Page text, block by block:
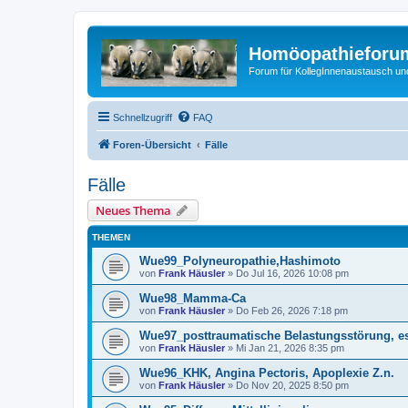
Forum für KollegInnenaustausch
Schnellzugriff FAQ
Foren-Übersicht Fälle
Fälle
Neues Thema
THEMEN
Wue99_Polyneuropathie,Hashimoto
von Frank Häusler » Do Jul 16, 2026 10:08 pm
Wue98_Mamma-Ca
von Frank Häusler » Do Feb 26, 2026 7:18 pm
Wue97_posttraumatische Belastungsstörung,
von Frank Häusler » Mi Jan 21, 2026 8:35 pm
Wue96_KHK, Angina Pectoris, Apoplexie Z.n.
von Frank Häusler » Do Nov 20, 2025 8:50 pm